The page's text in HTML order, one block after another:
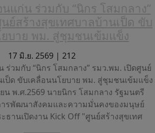
แก่น ร่วมกับ “นิกร โสมกลาง”
ย์สร้างสุขเทศบาลบ้านเป็ด ขับ
บาย พม. สู่ชุมชนเข้มแข็ง
17 มิ.ย. 2569 | 212
วมกับ “นิกร โสมกลาง” รมว.พม. เปิดศูนย์
ป็ด ขับเคลื่อนนโยบาย พม. สู่ชุมชนเข้มแข็ง
น พ.ศ.2569 นายนิกร โสมกลาง รัฐมนตรี
ารพัฒนาสังคมและความมั่นคงของมนุษย์
ธานเปิดงาน Kick Off "ศูนย์สร้างสุขเทศ